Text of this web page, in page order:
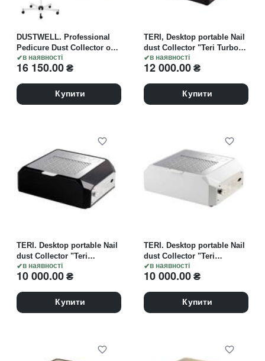
в наявності
DUSTWELL. Professional
Pedicure Dust Collector on
a mobile base + clamp
attachment, "Air Dust".
пересувній основі +
кріплення "струбцина"
16 150.00₴
Купити
в наявності
TERI, Desktop portable Nail
dust Collector "Teri Turbo
M", Витяжка настільна,
чорна зі сталевою
12 000.00₴
Купити
в наявності
TERI. Desktop portable Nail
dust Collector "Teri
Diamond", Витяжка
настільна, чорна зі
"metallic"
10 000.00₴
Купити
в наявності
TERI. Desktop portable Nail
dust Collector "Teri
Diamond", Витяжка
настільна, біла зі
"metallic"
10 000.00₴
Купити